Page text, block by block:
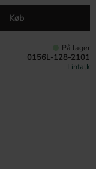
Køb
På lager
0156L-128-2101
Linfalk